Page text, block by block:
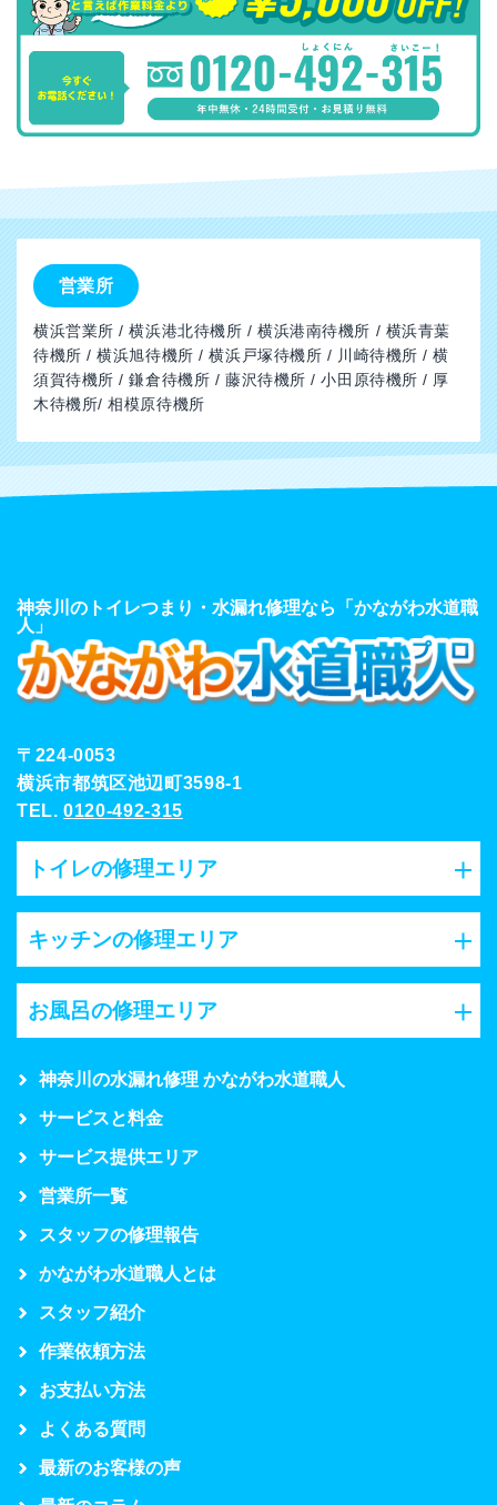
営業所
横浜営業所 / 横浜港北待機所 / 横浜港南待機所 / 横浜青葉
待機所 / 横浜旭待機所 / 横浜戸塚待機所 / 川崎待機所 / 横
須賀待機所 / 鎌倉待機所 / 藤沢待機所 / 小田原待機所 / 厚
木待機所/ 相模原待機所
神奈川のトイレつまり・水漏れ修理なら「かながわ水道職
人」
〒224-0053
横浜市都筑区池辺町3598-1
TEL.0120-492-315
トイレの修理エリア
キッチンの修理エリア
お風呂の修理エリア
神奈川の水漏れ修理 かながわ水道職人
サービスと料金
サービス提供エリア
営業所一覧
スタッフの修理報告
かながわ水道職人とは
スタッフ紹介
作業依頼方法
お支払い方法
よくある質問
最新のお客様の声